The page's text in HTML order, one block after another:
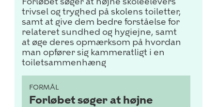
trivsel og tryghed på skolens toiletter,
samt at give dem bedre forståelse for
relateret sundhed og hygiejne, samt
at øge deres opmærksom på hvordan
man opfører sig kammeratligt i en
toiletsammenhæng
FORMÅL
Forløbet søger at højne